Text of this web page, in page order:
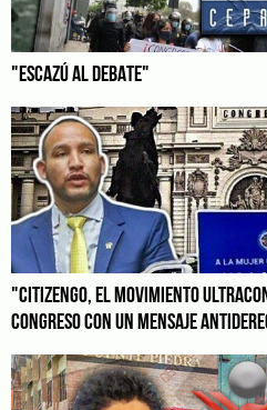
"ESCAZÚ AL DEBATE"
"CITIZENGO, EL MOVIMIENTO
CONGRESO CON UN MENSAJE